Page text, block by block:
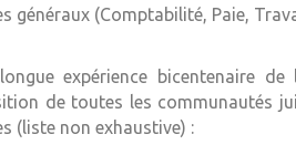
généraux (Comptabilité, Paie,
expérience bicentenaire
de toutes les communautés
(liste non exhaustive) :